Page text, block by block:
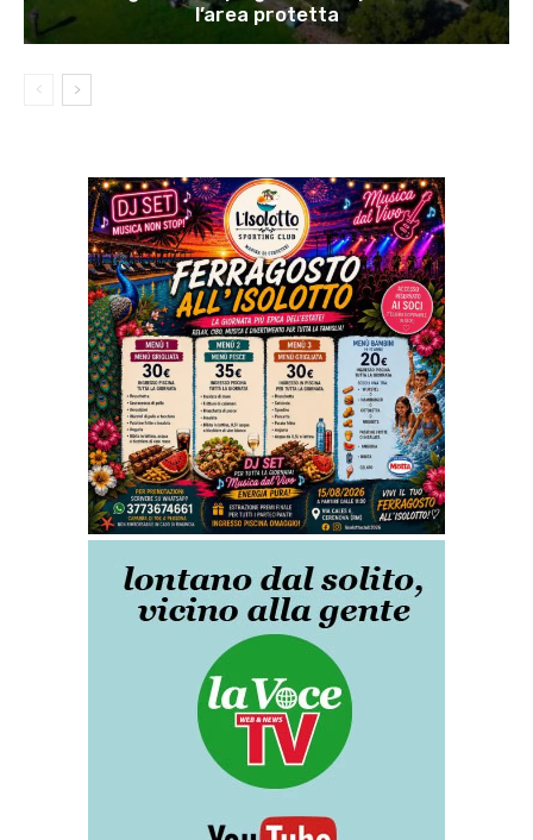
l’area protetta